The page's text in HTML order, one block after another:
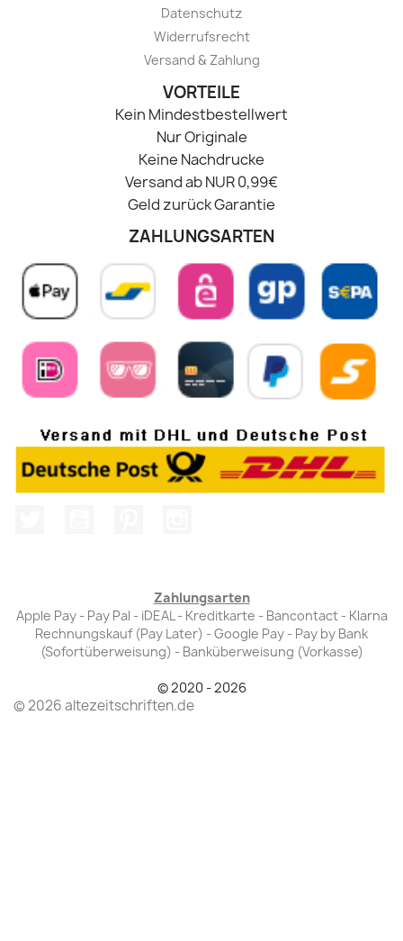
Datenschutz
Widerrufsrecht
Versand & Zahlung
VORTEILE
Kein Mindestbestellwert
Nur Originale
Keine Nachdrucke
Versand ab NUR 0,99€
Geld zurück Garantie
ZAHLUNGSARTEN
Zahlungsarten
Apple Pay - Pay Pal - iDEAL - Kreditkarte - Bancontact - Klarna
Rechnungskauf (Pay Later) - Google Pay - Pay by Bank
(Sofortüberweisung) - Banküberweisung (Vorkasse)
© 2020 - 2026
© 2026 altezeitschriften.de